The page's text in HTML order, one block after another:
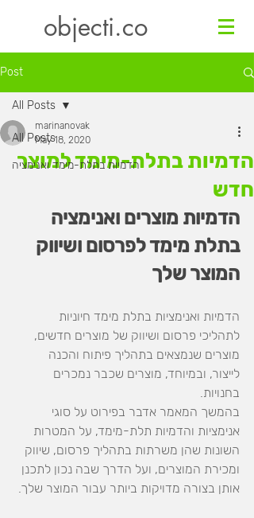
objecti.co
Post
All Posts
הדמיות בתלת-מימד ואנימציה
All Posts
הדמיות בתלת-מימד למוצר
חדש
marinanovak
May 18, 2020
הדמיות מוצרים ואנימציה
בתלת מימד לפרסום ושיווק
המוצר שלך
הדמיות ואנימציות בתלת מימד חיוניות
לתהליכי פרסום ושיווק של מוצרים חדשים,
מוצרים שנמצאים בתהליך פיתוח והכנה
לייצור, ובמיוחד, מוצרים שכבר נמכרים
בחנויות.
בהמשך המאמר אדבר בפירוט על סוגי
אנימציות והדמיות תלת-מימד, על המטרות
השונות שהן משרתות בתהליך פרסום, שיווק
ומכירת המוצרים, ועל הדרך שבה נכון לתכנן
אותן בצורה מדויקות ביותר עבור המוצר שלך.